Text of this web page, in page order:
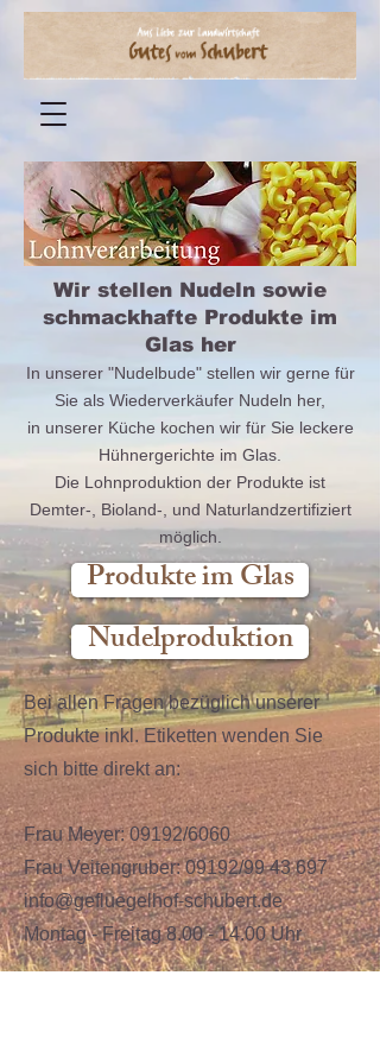
Wir stellen Nudeln sowie
schmackhafte Produkte im
Glas her
In unserer "Nudelbude" stellen wir gerne für
Sie als Wiederverkäufer Nudeln her,
in unserer Küche kochen wir für Sie leckere
Hühnergerichte im Glas.
Die Lohnproduktion der Produkte ist
Demter-, Bioland-, und Naturlandzertifiziert
möglich.
Produkte im Glas
Nudelproduktion
Bei allen Fragen bezüglich unserer
Produkte inkl. Etiketten wenden Sie
sich bitte direkt an:
Frau Meyer: 09192/6060
Frau Veitengruber: 09192/99 43 697
info@gefluegelhof-schubert.de
Montag - Freitag 8.00 - 14.00 Uhr